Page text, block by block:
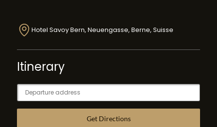
Hotel Savoy Bern, Neuengasse, Berne, Suisse
Itinerary